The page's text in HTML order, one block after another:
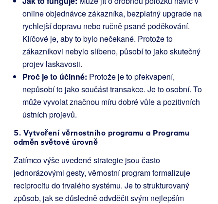
online objednávce zákazníka, bezplatný upgrade na
rychlejší dopravu nebo ručně psané poděkování.
Klíčové je, aby to bylo nečekané. Protože to
zákazníkovi nebylo slíbeno, působí to jako skutečný
projev laskavosti.
Proč je to účinné: Protože je to překvapení,
nepůsobí to jako součást transakce. Je to osobní. To
může vyvolat značnou míru dobré vůle a pozitivních
ústních projevů.
5. Vytvoření věrnostního programu a Programu
odměn světové úrovně
Zatímco výše uvedené strategie jsou často
jednorázovými gesty, věrnostní program formalizuje
reciprocitu do trvalého systému. Je to strukturovaný
způsob, jak se důsledně odvděčit svým nejlepším